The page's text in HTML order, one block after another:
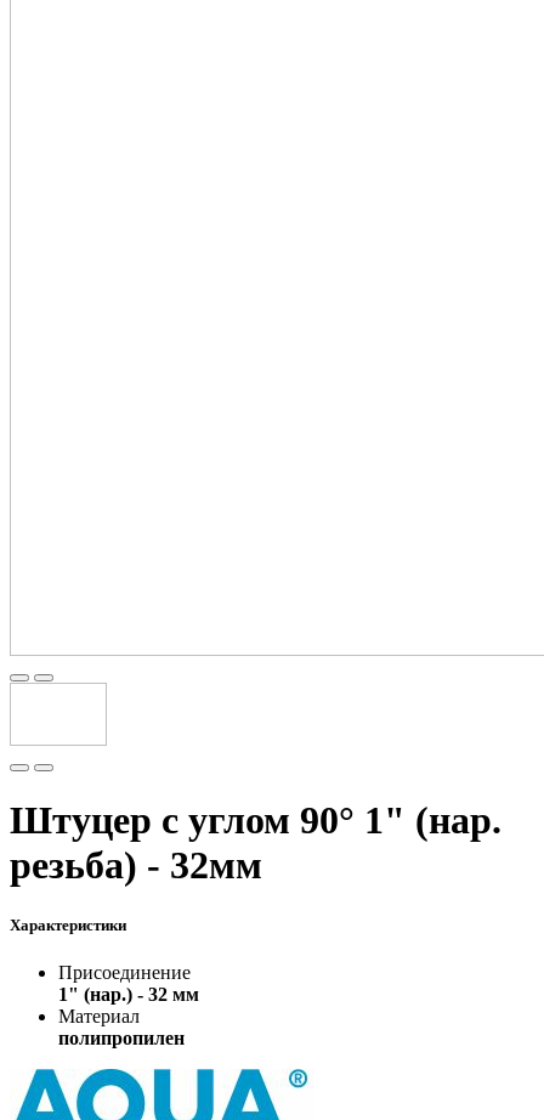
Штуцер с углом 90° 1" (нар.
резьба) - 32мм
Характеристики
Присоединение
1" (нар.) - 32 мм
Материал
полипропилен